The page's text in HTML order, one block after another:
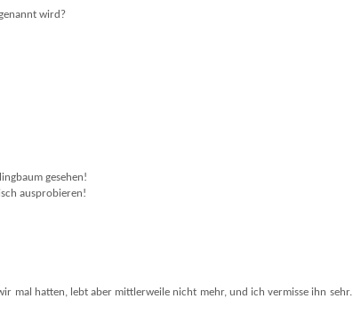
wird?
gesehen!
ausprobieren!
mal hatten, lebt aber mittlerweile nicht mehr, und ich vermisse ihn sehr.